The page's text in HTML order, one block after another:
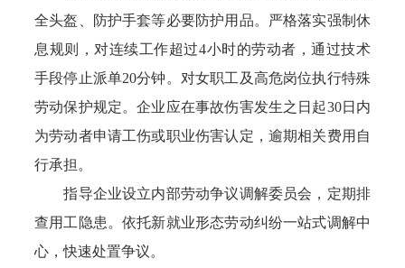
全头盔、防护手套等必要防护用品。严格落实强制休
息规则，对连续工作超过4小时的劳动者，通过技术
手段停止派单20分钟。对女职工及高危岗位执行特殊
劳动保护规定。企业应在事故伤害发生之日起30日内
为劳动者申请工伤或职业伤害认定，逾期相关费用自
行承担。
指导企业设立内部劳动争议调解委员会，定期排
查用工隐患。依托新就业形态劳动纠纷一站式调解中
心，快速处置争议。